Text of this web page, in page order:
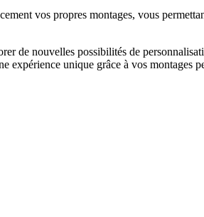
vos propres montages, vous
de nouvelles possibilités de
expérience unique grâce à vos montages